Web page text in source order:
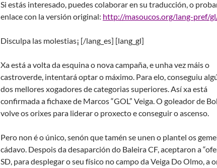
Si estás interesado, puedes colaborar en su traducción, o
enlace con la versión original: http://masoucos.org/lang-pref/
Disculpa las molestias¡ [/lang_es] [lang_gl]
Xa está a volta da esquina o nova campaña, e unha vez máis o
castroverde, intentará optar o máximo. Para elo, conseguiu
dos mellores xogadores de categorias superiores. Así xa está
confirmada a fichaxe de Marcos “GOL” Veiga. O goleador de
volve os orixes para liderar o proxecto e conseguir o ascenso.
Pero non é o único, senón que tamén se unen o plantel os
cádavo. Despois da desaparción do Baleira CF, aceptaron a
SD, para desplegar o seu físico no campo da Veiga Do Olmo, a